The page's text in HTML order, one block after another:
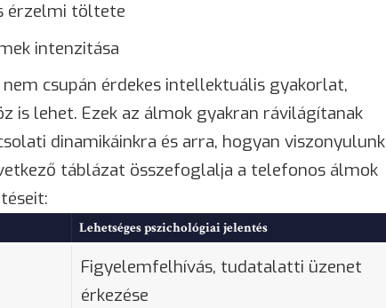
érzelmi töltete
intenzitása
csupán érdekes intellektuális gyakorlat,
is lehet. Ezek az álmok gyakran rávilágítanak
dinamikáinkra és arra, hogyan viszonyulunk
táblázat összefoglalja a telefonos álmok
Lehetséges pszichológiai jelentés
Figyelemfelhívás, tudatalatti üzenet
érkezése